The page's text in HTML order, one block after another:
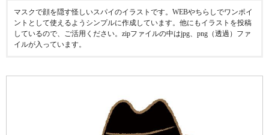
マスクで顔を隠す怪しいスパイのイラストです。WEBやちらしでワンポイ
ントとして使えるようシンプルに作成しています。他にもイラストを投稿
しているので、ご活用ください。zipファイルの中はjpg、png（透過）ファ
イルが入っています。